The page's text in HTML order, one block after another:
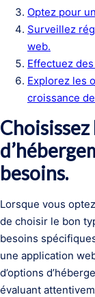
Optez pour
Surveillez
web.
Effectuez
Explorez les
croissance
besoins.
Lorsque vous
de choisir le bon
besoins
une application
d’options
évaluant